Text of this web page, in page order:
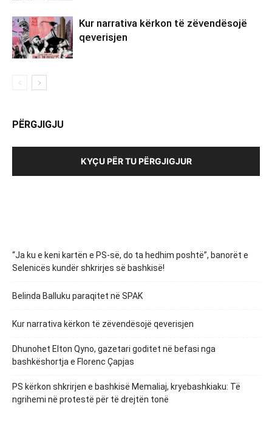
Kur narrativa kërkon të zëvendësojë
qeverisjen
PËRGJIGJU
KYÇU PËR TU PËRGJIGJUR
“Ja ku e keni kartën e PS-së, do ta hedhim poshtë”, banorët e
Selenicës kundër shkrirjes së bashkisë!
Belinda Balluku paraqitet në SPAK
Kur narrativa kërkon të zëvendësojë qeverisjen
Dhunohet Elton Qyno, gazetari goditet në befasi nga
bashkëshortja e Florenc Çapjas
PS kërkon shkrirjen e bashkisë Memaliaj, kryebashkiaku: Të
ngrihemi në protestë për të drejtën tonë